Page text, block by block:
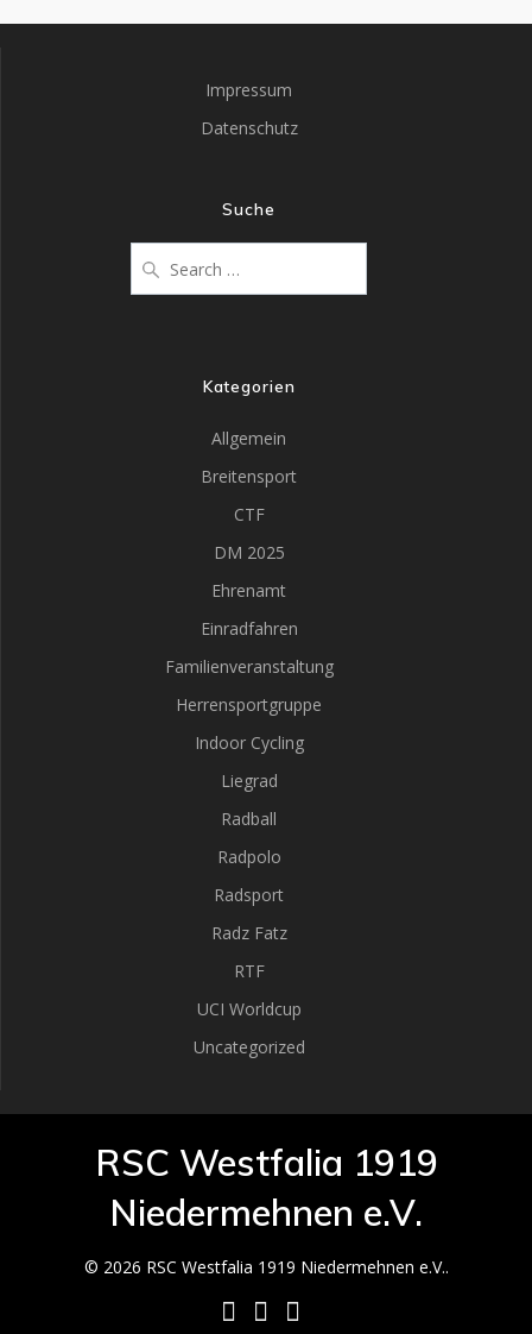
Impressum
Datenschutz
Suche
Kategorien
Allgemein
Breitensport
CTF
DM 2025
Ehrenamt
Einradfahren
Familienveranstaltung
Herrensportgruppe
Indoor Cycling
Liegrad
Radball
Radpolo
Radsport
Radz Fatz
RTF
UCI Worldcup
Uncategorized
RSC Westfalia 1919
Niedermehnen e.V.
© 2026 RSC Westfalia 1919 Niedermehnen e.V..